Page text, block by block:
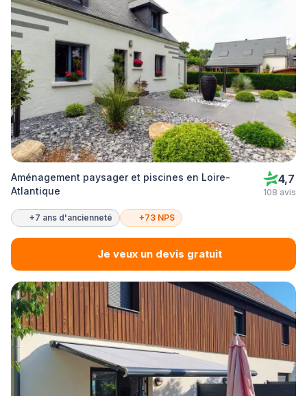
Aménagement paysager et piscines en Loire-
Atlantique
4,7
108 avis
+7 ans d'ancienneté +73 NPS
Je veux un devis gratuit